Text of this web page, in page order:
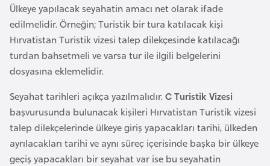
l
e
r
i
Ülkeye yapılacak seyahatin amacı net olarak ifade
edilmelidir. Örneğin; Turistik bir tura katılacak kişi
Hırvatistan Turistik vizesi talep dilekçesinde katılacağı
turdan bahsetmeli ve varsa tur ile ilgili belgelerini
dosyasına eklemelidir.
Seyahat tarihleri açıkça yazılmalıdır. C Turistik Vizesi
başvurusunda bulunacak kişileri Hırvatistan Turistik vizesi
talep dilekçelerinde ülkeye giriş yapacakları tarihi, ülkeden
ayrılacakları tarihi ve aynı süreç içerisinde başka bir ülkeye
geçiş yapacakları bir seyahat var ise bu seyahatin
z
y
c
a
n